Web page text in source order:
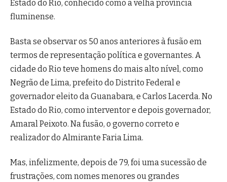
Estado do Rio, conhecido como a velha província
fluminense.
Basta se observar os 50 anos anteriores à fusão em
termos de representação política e governantes. A
cidade do Rio teve homens do mais alto nível, como
Negrão de Lima, prefeito do Distrito Federal e
governador eleito da Guanabara, e Carlos Lacerda. No
Estado do Rio, como interventor e depois governador,
Amaral Peixoto. Na fusão, o governo correto e
realizador do Almirante Faria Lima.
Mas, infelizmente, depois de 79, foi uma sucessão de
frustrações, com nomes menores ou grandes